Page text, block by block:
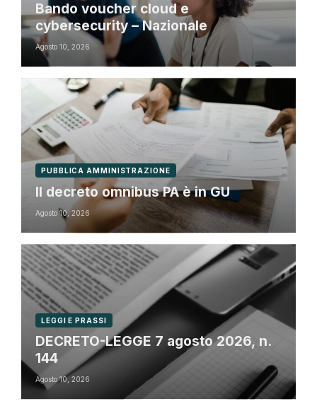
Bando voucher cloud e
cybersecurity – Nazionale
Agosto 10, 2026
PUBBLICA AMMINISTRAZIONE
Il decreto omnibus PA è in GU
Agosto 10, 2026
LEGGI E PRASSI
DECRETO-LEGGE 7 agosto 2026, n.
144
Agosto 10, 2026